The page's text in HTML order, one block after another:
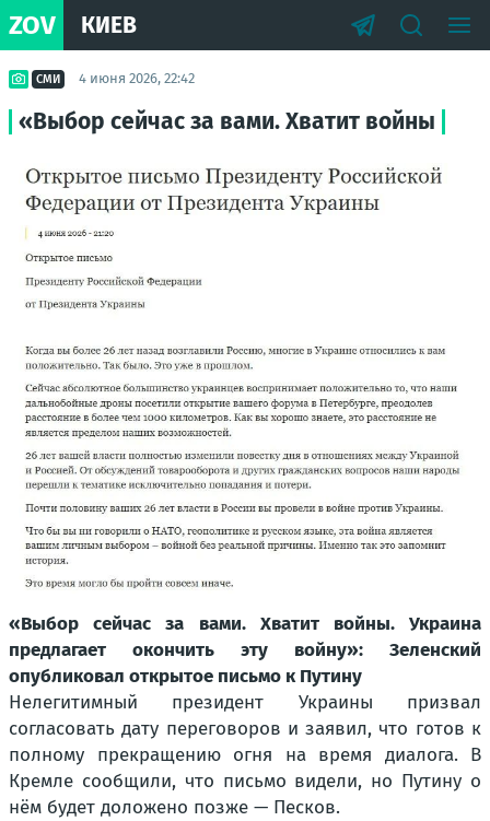
ZOV КИЕВ
СМИ 4 июня 2026, 22:42
«Выбор сейчас за вами. Хватит войны
«Выбор сейчас за вами. Хватит войны. Украина
предлагает окончить эту войну»: Зеленский
опубликовал открытое письмо к Путину
Нелегитимный президент Украины призвал
согласовать дату переговоров и заявил, что готов к
полному прекращению огня на время диалога. В
Кремле сообщили, что письмо видели, но Путину о
нём будет доложено позже — Песков.